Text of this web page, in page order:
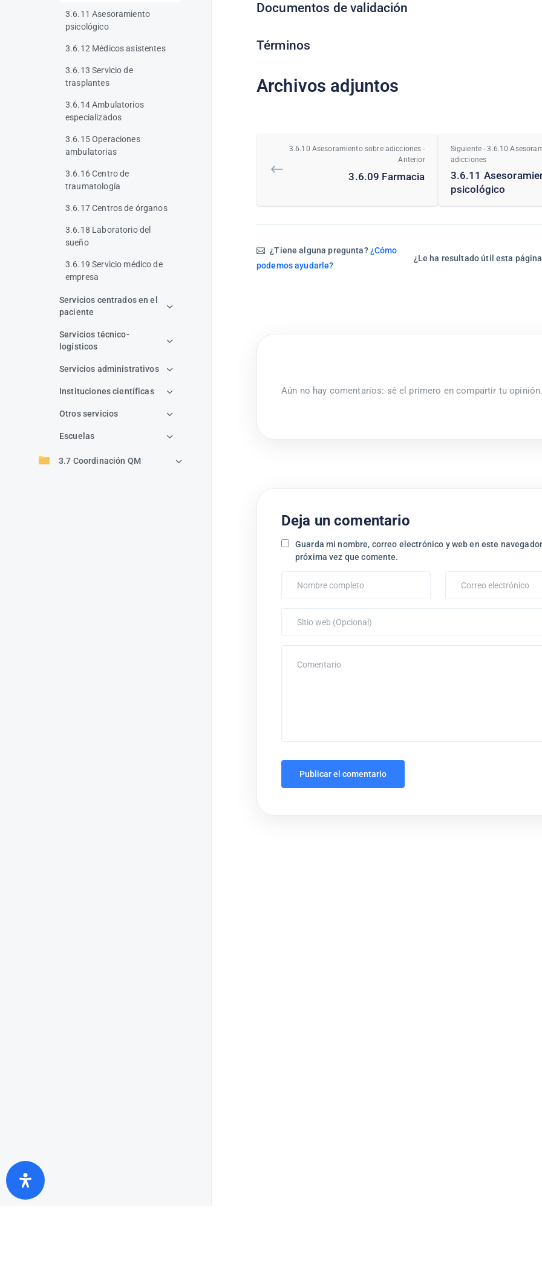
3.6.11 Asesoramiento
psicológico
3.6.12 Médicos asistentes
3.6.13 Servicio de
trasplantes
3.6.14 Ambulatorios
especializados
3.6.15 Operaciones
ambulatorias
3.6.16 Centro de
traumatología
3.6.17 Centros de órganos
3.6.18 Laboratorio del
sueño
3.6.19 Servicio médico de
empresa
Servicios centrados en el
paciente
Servicios técnico-
logísticos
Servicios administrativos
Instituciones científicas
Otros servicios
Escuelas
3.7 Coordinación QM
Documentos de validación
Términos
Archivos adjuntos
3.6.10 Asesoramiento sobre adicciones -
Anterior
3.6.09 Farmacia
Siguiente - 3.6.10
adicciones
3.6.11
psicológico
¿Tiene alguna pregunta?¿Cómo
podemos ayudarle?
¿Le ha resultado útil esta
Aún no hay comentarios: sé el primero en compartir tu opinión.
Deja un comentario
Guarda mi nombre, correo electrónico y web en este
próxima vez que comente.